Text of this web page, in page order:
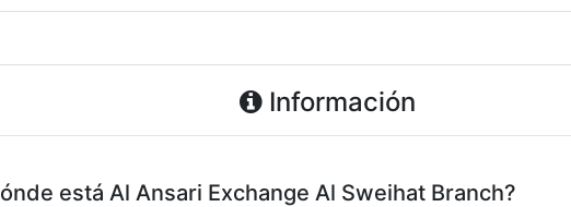
Información
está Al Ansari Exchange Al Sweihat Branch?